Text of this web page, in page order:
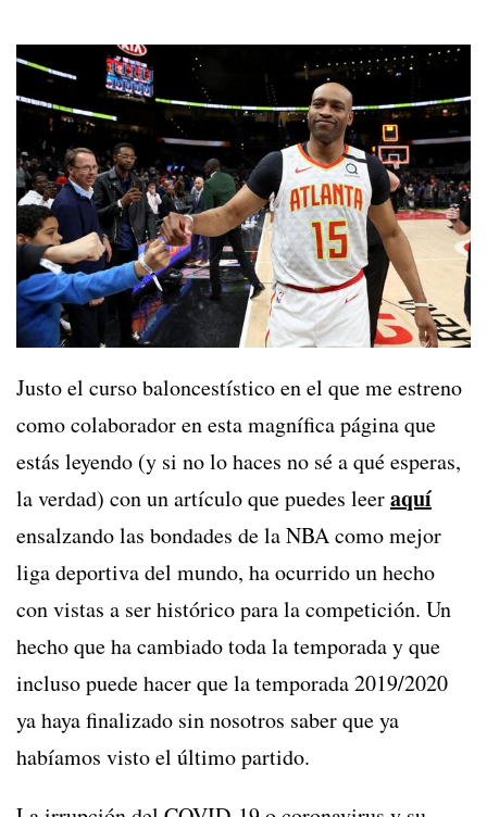
Justo el curso baloncestístico en el que me estreno
como colaborador en esta magnífica página que
estás leyendo (y si no lo haces no sé a qué esperas,
la verdad) con un artículo que puedes leeraquí
ensalzando las bondades de la NBA como mejor
liga deportiva del mundo, ha ocurrido un hecho
con vistas a ser histórico para la competición. Un
hecho que ha cambiado toda la temporada y que
incluso puede hacer que la temporada 2019/2020
ya haya finalizado sin nosotros saber que ya
habíamos visto el último partido.